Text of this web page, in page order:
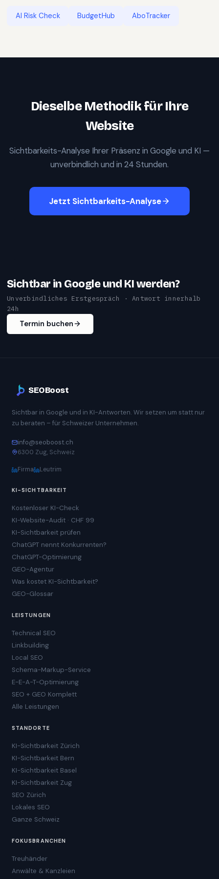
AI Risk Check BudgetHub AboTracker
Dieselbe Methodik für Ihre
Website
Sichtbarkeits-Analyse Ihrer Präsenz in Google und KI —
unverbindlich und in 24 Stunden.
Jetzt Sichtbarkeits-Analyse
Sichtbar in Google und KI werden?
Unverbindliches Erstgespräch · Antwort innerhalb
24h
Termin buchen
SEOBoost
Sichtbar in Google und in KI-Antworten. Wir setzen um statt nur
zu beraten – für Schweizer Unternehmen.
info@seoboost.ch
6300 Zug, Schweiz
Firma Leutrim
KI-SICHTBARKEIT
Kostenloser KI-Check
KI-Website-Audit · CHF 99
KI-Sichtbarkeit prüfen
ChatGPT nennt Konkurrenten?
ChatGPT-Optimierung
GEO-Agentur
Was kostet KI-Sichtbarkeit?
GEO-Glossar
LEISTUNGEN
Technical SEO
Linkbuilding
Local SEO
Schema-Markup-Service
E-E-A-T-Optimierung
SEO + GEO Komplett
Alle Leistungen
STANDORTE
KI-Sichtbarkeit Zürich
KI-Sichtbarkeit Bern
KI-Sichtbarkeit Basel
KI-Sichtbarkeit Zug
SEO Zürich
Lokales SEO
Ganze Schweiz
FOKUSBRANCHEN
Treuhänder
Anwälte & Kanzleien